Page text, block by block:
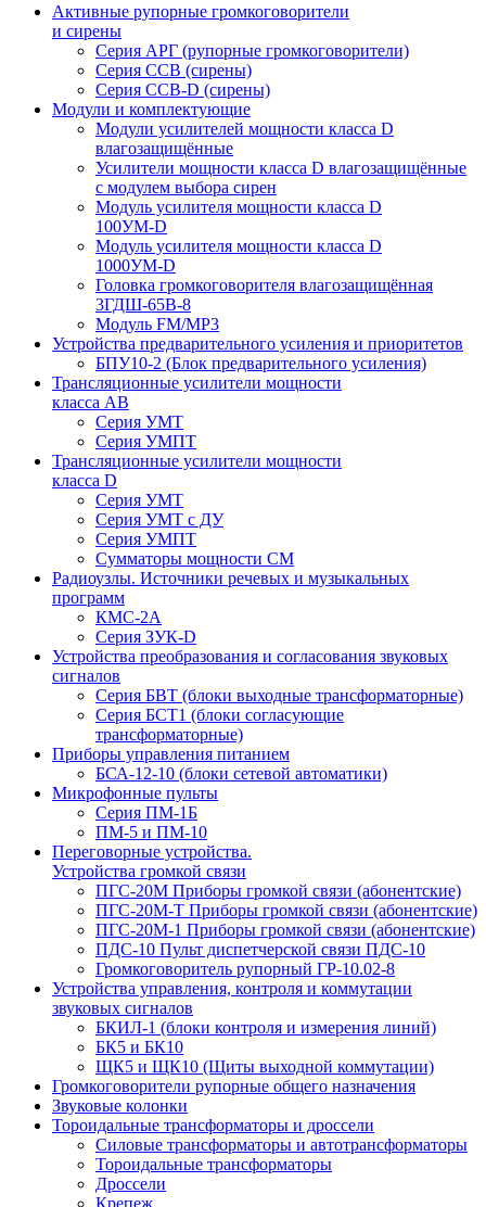
Активные рупорные громкоговорители
и сирены
Серия АРГ (рупорные громкоговорители)
Серия ССВ (сирены)
Серия ССВ-D (сирены)
Модули и комплектующие
Модули усилителей мощности класса D
влагозащищённые
Усилители мощности класса D влагозащищённые
с модулем выбора сирен
Модуль усилителя мощности класса D
100УМ-D
Модуль усилителя мощности класса D
1000УМ-D
Головка громкоговорителя влагозащищённая
3ГДШ-65В-8
Модуль FM/MP3
Устройства предварительного усиления и приоритетов
БПУ10-2 (Блок предварительного усиления)
Трансляционные усилители мощности
класса АВ
Серия УМТ
Серия УМПТ
Трансляционные усилители мощности
класса D
Серия УМТ
Серия УМТ с ДУ
Серия УМПТ
Сумматоры мощности СМ
Радиоузлы. Источники речевых и музыкальных
программ
КМС-2А
Серия ЗУК-D
Устройства преобразования и согласования звуковых
сигналов
Серия БВТ (блоки выходные трансформаторные)
Серия БСТ1 (блоки согласующие
трансформаторные)
Приборы управления питанием
БСА-12-10 (блоки сетевой автоматики)
Микрофонные пульты
Серия ПМ-1Б
ПМ-5 и ПМ-10
Переговорные устройства.
Устройства громкой связи
ПГС-20М Приборы громкой связи (абонентские)
ПГС-20М-Т Приборы громкой связи (абонентские)
ПГС-20М-1 Приборы громкой связи (абонентские)
ПДС-10 Пульт диспетчерской связи ПДС-10
Громкоговоритель рупорный ГР-10.02-8
Устройства управления, контроля и коммутации
звуковых сигналов
БКИЛ-1 (блоки контроля и измерения линий)
БК5 и БК10
ЩК5 и ЩК10 (Щиты выходной коммутации)
Громкоговорители рупорные общего назначения
Звуковые колонки
Тороидальные трансформаторы и дроссели
Силовые трансформаторы и автотрансформаторы
Тороидальные трансформаторы
Дроссели
Крепеж